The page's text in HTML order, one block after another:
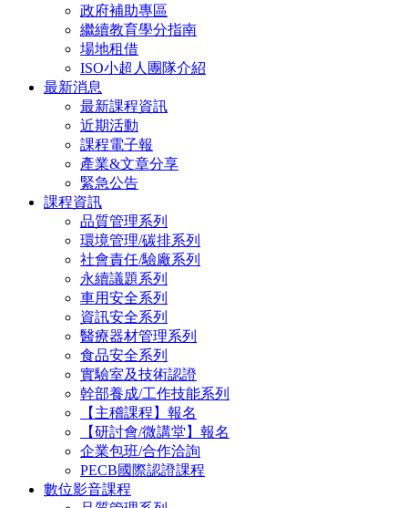
政府補助專區
繼續教育學分指南
場地租借
ISO小超人團隊介紹
最新消息
最新課程資訊
近期活動
課程電子報
產業&文章分享
緊急公告
課程資訊
品質管理系列
環境管理/碳排系列
社會責任/驗廠系列
永續議題系列
車用安全系列
資訊安全系列
醫療器材管理系列
食品安全系列
實驗室及技術認證
幹部養成/工作技能系列
【主稽課程】報名
【研討會/微講堂】報名
企業包班/合作洽詢
PECB國際認證課程
數位影音課程